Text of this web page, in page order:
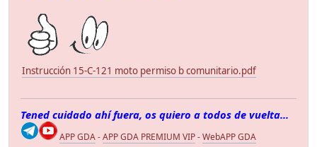
Instrucción 15-C-121 moto permiso b comunitario.pdf
Tened cuidado ahí fuera, os quiero a todos de vuelta...
APP GDA-APP GDA PREMIUM VIP-WebAPP GDA